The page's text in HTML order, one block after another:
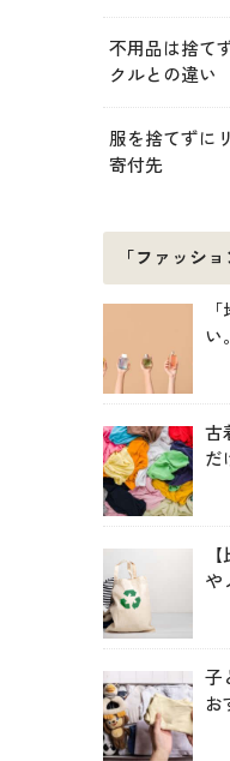
不用品は捨て
クルとの違い
服を捨てずに
寄付先
「ファッシ
い
古
だ
や
子
お